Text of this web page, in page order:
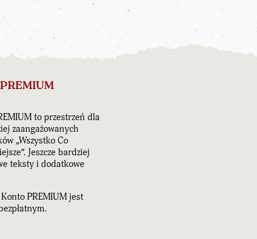
to przestrzeń dla
zaangażowanych
„Wszystko Co
Jeszcze bardziej
teksty i dodatkowe
PREMIUM jest